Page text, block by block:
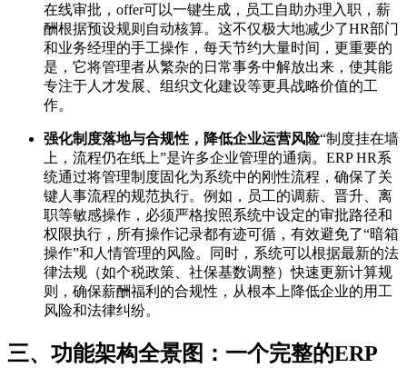
在线审批，offer可以一键生成，员工自助办理入职，薪
酬根据预设规则自动核算。这不仅极大地减少了HR部门
和业务经理的手工操作，每天节约大量时间，更重要的
是，它将管理者从繁杂的日常事务中解放出来，使其能
专注于人才发展、组织文化建设等更具战略价值的工
作。
强化制度落地与合规性，降低企业运营风险“制度挂在墙
上，流程仍在纸上”是许多企业管理的通病。ERP HR系
统通过将管理制度固化为系统中的刚性流程，确保了关
键人事流程的规范执行。例如，员工的调薪、晋升、离
职等敏感操作，必须严格按照系统中设定的审批路径和
权限执行，所有操作记录都有迹可循，有效避免了“暗箱
操作”和人情管理的风险。同时，系统可以根据最新的法
律法规（如个税政策、社保基数调整）快速更新计算规
则，确保薪酬福利的合规性，从根本上降低企业的用工
风险和法律纠纷。
三、功能架构全景图：一个完整的ERP